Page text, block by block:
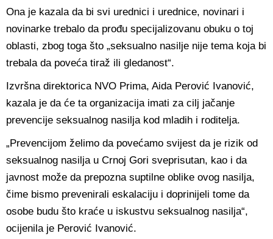
Ona je kazala da bi svi urednici i urednice, novinari i
novinarke trebalo da prođu specijalizovanu obuku o toj
oblasti, zbog toga što „seksualno nasilje nije tema koja bi
trebala da poveća tiraž ili gledanost“.
Izvršna direktorica NVO Prima, Aida Perović Ivanović,
kazala je da će ta organizacija imati za cilj jačanje
prevencije seksualnog nasilja kod mladih i roditelja.
„Prevencijom želimo da povećamo svijest da je rizik od
seksualnog nasilja u Crnoj Gori sveprisutan, kao i da
javnost može da prepozna suptilne oblike ovog nasilja,
čime bismo prevenirali eskalaciju i doprinijeli tome da
osobe budu što kraće u iskustvu seksualnog nasilja“,
ocijenila je Perović Ivanović.